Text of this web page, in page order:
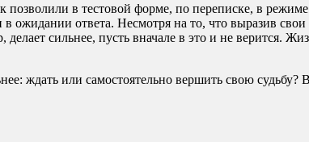
в тестовой форме, по переписке, в
ожидании ответа. Несмотря на то, что выразив
сильнее, пусть вначале в это и не верится.
ждать или самостоятельно вершить свою судьбу?